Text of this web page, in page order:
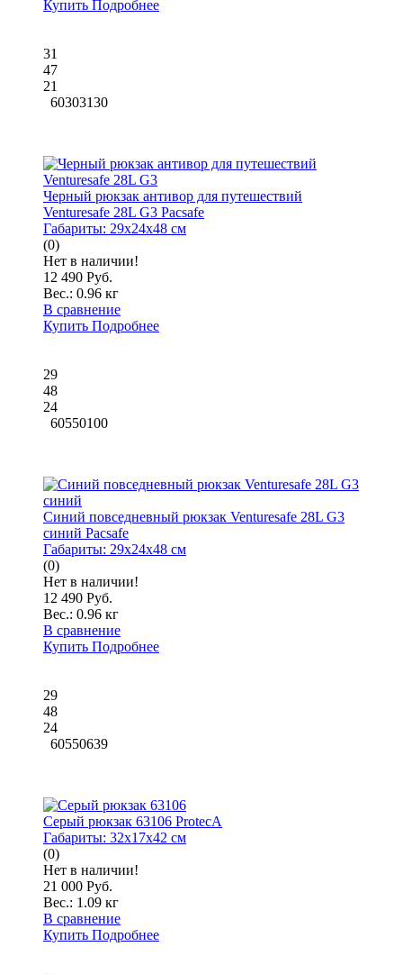
Купить Подробнее
31
47
21
60303130
Черный рюкзак антивор для путешествий
Venturesafe 28L G3 Pacsafe
Габариты: 29x24x48 см
(0)
Нет в наличии!
12 490 Руб.
Вес.: 0.96 кг
В сравнение
Купить Подробнее
29
48
24
60550100
Синий повседневный рюкзак Venturesafe 28L G3
синий Pacsafe
Габариты: 29x24x48 см
(0)
Нет в наличии!
12 490 Руб.
Вес.: 0.96 кг
В сравнение
Купить Подробнее
29
48
24
60550639
Серый рюкзак 63106 ProtecA
Габариты: 32x17x42 см
(0)
Нет в наличии!
21 000 Руб.
Вес.: 1.09 кг
В сравнение
Купить Подробнее